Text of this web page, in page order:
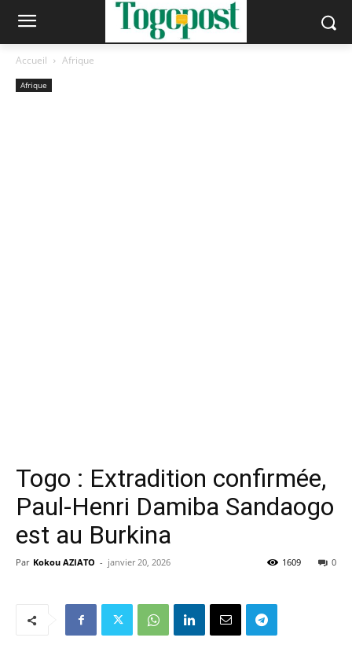
Accueil Afrique
Afrique
Togo : Extradition confirmée,
Paul-Henri Damiba Sandaogo
est au Burkina
Par Kokou AZIATO - janvier 20, 2026 0
1609